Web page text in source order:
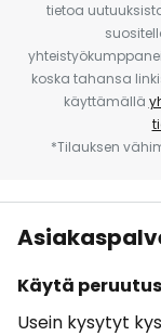
tietoa
koska tahansa
käyttämällä
*Tilauksen
Käytä
Usein kysytyt